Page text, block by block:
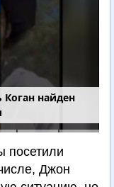
найден
посетили
Джон